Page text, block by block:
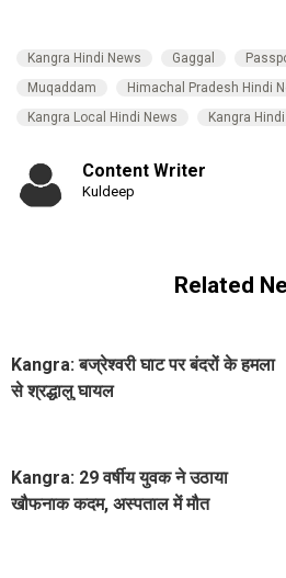
Kangra Hindi News Gaggal
Muqaddam
Himachal Pradesh Hindi
Kangra Local Hindi News
Kangra
Content Writer
Kuldeep
Related
Kangra: बज्रेश्वरी घाट पर बंदरों के हमला
से श्रद्धालु घायल
Kangra: 29 वर्षीय युवक ने उठाया
खौफनाक कदम, अस्पताल में मौत